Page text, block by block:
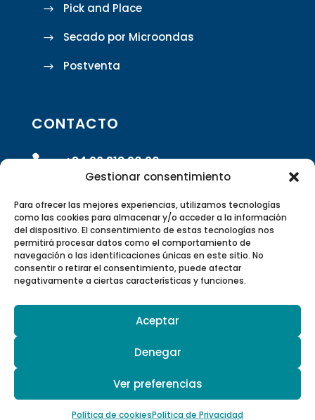
Gestionar consentimiento
Para ofrecer las mejores experiencias, utilizamos tecnologías
como las cookies para almacenar y/o acceder a la información
del dispositivo. El consentimiento de estas tecnologías nos
permitirá procesar datos como el comportamiento de
navegación o las identificaciones únicas en este sitio. No
consentir o retirar el consentimiento, puede afectar
negativamente a ciertas características y funciones.
Aceptar
Denegar
Ver preferencias
Política de cookiesPolítica de Privacidad
Pick and Place
Secado por Microondas
Postventa
CONTACTO
 +34 96 318 20 90
 info@rivasrobotics.com
 Envíanos un formulario

Polígono Industrial Suzi Calle 5 –
© 2026 Hurtado Rivas SL | Todos los derechos
reservados |Aviso Legal y Política de Privacidad